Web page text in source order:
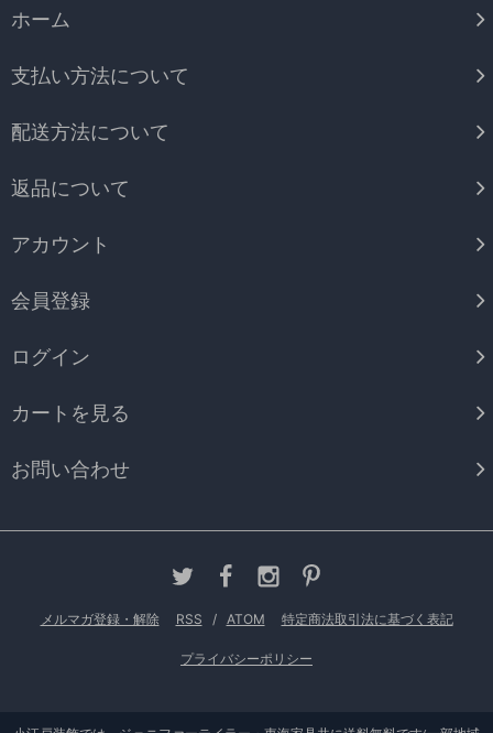
ホーム
支払い方法について
配送方法について
返品について
アカウント
会員登録
ログイン
カートを見る
お問い合わせ
メルマガ登録・解除 RSS / ATOM 特定商法取引法に基づく表記
プライバシーポリシー